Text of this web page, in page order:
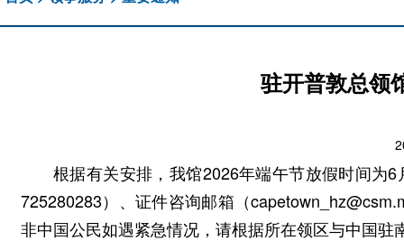
驻开普敦总领
根据有关安排， 我馆2026年端午节放假时间为
725280283）、证件咨询邮箱（
非中国公民如遇紧急情况，请根据所在领区与中国驻